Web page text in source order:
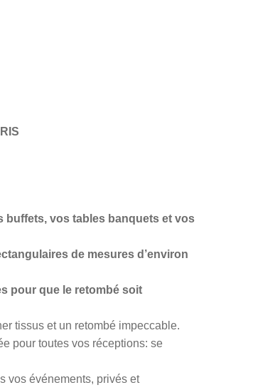
buffets, vos tables banquets et vos
de mesures d’environ
pour que le retombé soit
tissus et un retombé impeccable.
pour toutes vos réceptions: se
vos événements, privés et